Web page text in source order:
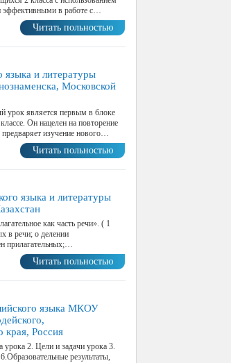
эффективными в работе с…
Читать польностью
языка и литературы
Московской
является первым в блоке
Он нацелен на повторение
изучение нового…
Читать польностью
языка и литературы
как часть речи». ( 1
в речи; о делении
прилагательных;…
Читать польностью
языка МКОУ
края, Россия
2. Цели и задачи урока 3.
результаты,